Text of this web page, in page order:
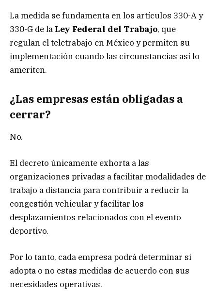
La medida se fundamenta en los artículos 330-A y
330-G de la Ley Federal del Trabajo, que
regulan el teletrabajo en México y permiten su
implementación cuando las circunstancias así lo
ameriten.
¿Las empresas están obligadas a
cerrar?
No.
El decreto únicamente exhorta a las
organizaciones privadas a facilitar modalidades de
trabajo a distancia para contribuir a reducir la
congestión vehicular y facilitar los
desplazamientos relacionados con el evento
deportivo.
Por lo tanto, cada empresa podrá determinar si
adopta o no estas medidas de acuerdo con sus
necesidades operativas.